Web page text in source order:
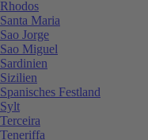
Rhodos
Santa Maria
Sao Jorge
Sao Miguel
Sardinien
Sizilien
Spanisches Festland
Sylt
Terceira
Teneriffa